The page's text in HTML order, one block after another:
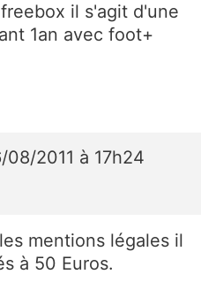
il s'agit d'une
1an avec foot+
08/2011 à 17h24
mentions légales il
à 50 Euros.